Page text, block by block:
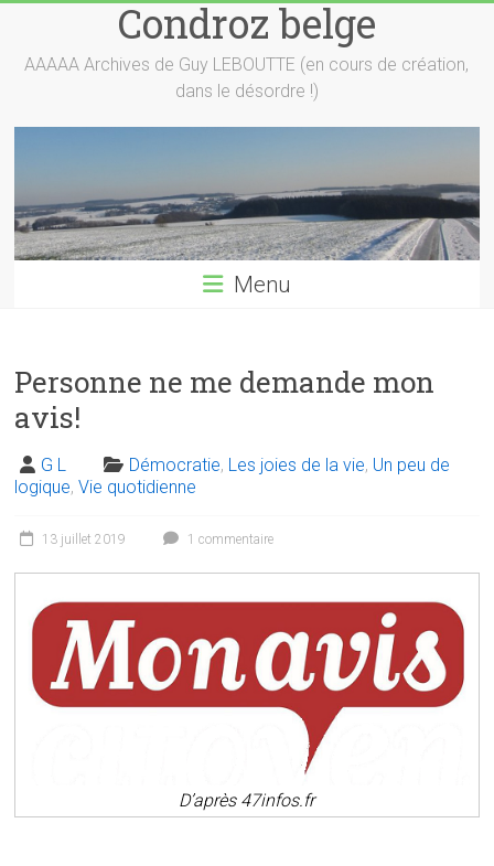
content
Condroz belge
AAAAA Archives de Guy LEBOUTTE (en cours de création,
dans le désordre !)
Menu
Personne ne me demande mon
avis!
G L Démocratie, Les joies de la vie, Un peu de
logique,Vie quotidienne
13 juillet 2019 1 commentaire
D’après 47infos.fr